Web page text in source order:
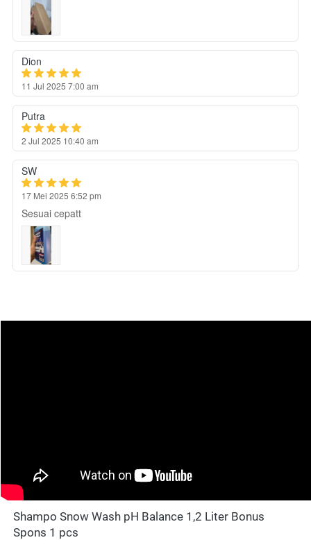
Dion
11 Jul 2025 7:00 am
Putra
2 Jul 2025 10:40 am
SW
17 Mei 2025 6:52 pm
Sesuai cepatt
Shampo Snow Wash pH Balance 1,2 Liter Bonus
Spons 1 pcs